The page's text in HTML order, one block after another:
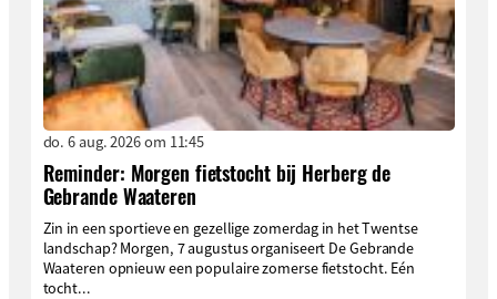
do. 6 aug. 2026 om 11:45
Reminder: Morgen fietstocht bij Herberg de
Gebrande Waateren
Zin in een sportieve en gezellige zomerdag in het Twentse
landschap? Morgen, 7 augustus organiseert De Gebrande
Waateren opnieuw een populaire zomerse fietstocht. Eén
tocht...